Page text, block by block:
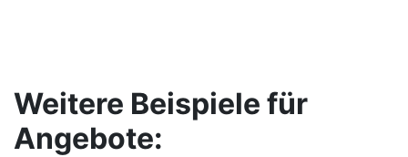
Weitere Beispiele für
Angebote: